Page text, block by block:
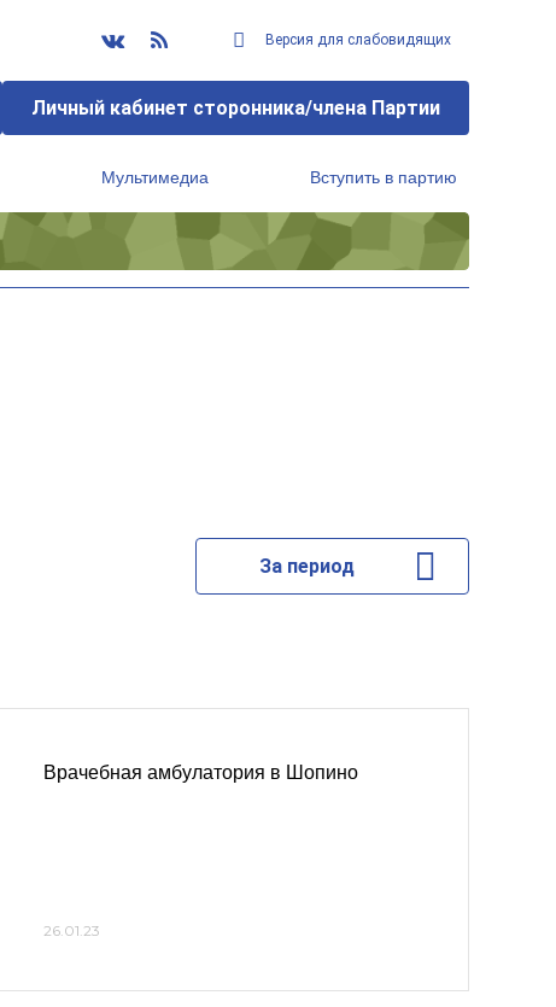
Версия для слабовидящих
Личный кабинет сторонника/члена Партии
Мультимедиа Вступить в партию
За период
Врачебная амбулатория в Шопино
26.01.23